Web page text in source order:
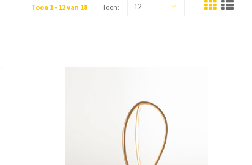
Toon 1 - 12 van 18 Toon: 12